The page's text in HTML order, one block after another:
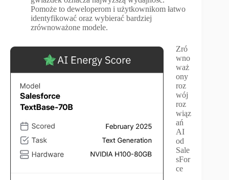
Pomoże to deweloperom i użytkownikom łatwo
identyfikować oraz wybierać bardziej
zrównoważone modele.
Zró
wno
waż
ony
roz
wój
roz
wiąz
ań
AI
od
Sale
sFor
ce